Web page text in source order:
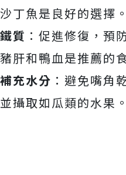
沙丁魚是良好的選擇。
鐵質 ：促進修復，預
豬肝和鴨血是推薦的
補充水分 ：避免嘴角
並攝取如瓜類的水果。